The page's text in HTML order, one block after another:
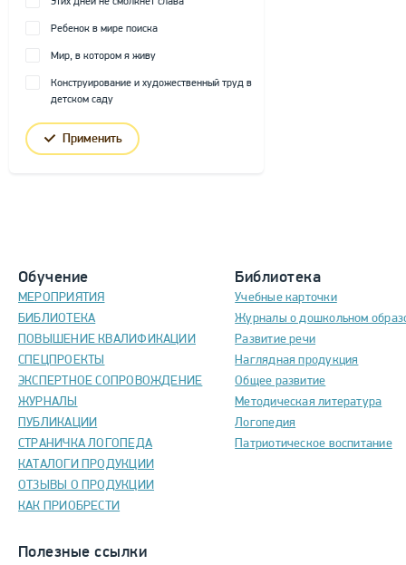
Ребенок в мире поиска
Мир, в котором я живу
Конструирование и художественный труд в
детском саду
Применить
Обучение
МЕРОПРИЯТИЯ
БИБЛИОТЕКА
ПОВЫШЕНИЕ КВАЛИФИКАЦИИ
СПЕЦПРОЕКТЫ
ЭКСПЕРТНОЕ СОПРОВОЖДЕНИЕ
ЖУРНАЛЫ
ПУБЛИКАЦИИ
СТРАНИЧКА ЛОГОПЕДА
КАТАЛОГИ ПРОДУКЦИИ
ОТЗЫВЫ О ПРОДУКЦИИ
КАК ПРИОБРЕСТИ
Полезные ссылки
Библиотека
Учебные карточки
Журналы о дошкольном
Развитие речи
Наглядная продукция
Общее развитие
Методическая литература
Логопедия
Патриотическое воспитание